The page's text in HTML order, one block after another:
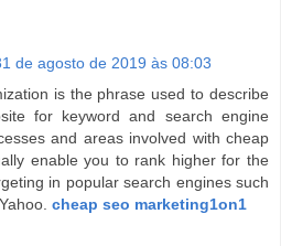
de agosto de 2019 às 08:03
is the phrase used to describe
for keyword and search engine
and areas involved with cheap
enable you to rank higher for the
in popular search engines such
cheap seo marketing1on1